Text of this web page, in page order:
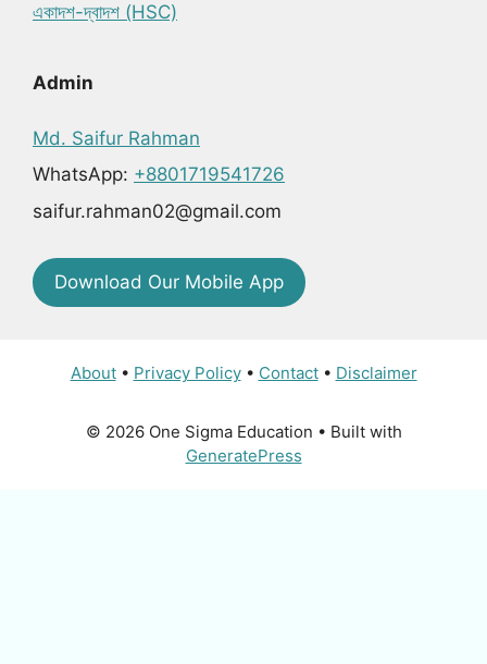
একাদশ-দ্বাদশ (HSC)
Admin
Md. Saifur Rahman
WhatsApp: +8801719541726
saifur.rahman02@gmail.com
Download Our Mobile App
About• Privacy Policy• Contact• Disclaimer
© 2026 One Sigma Education • Built with
GeneratePress